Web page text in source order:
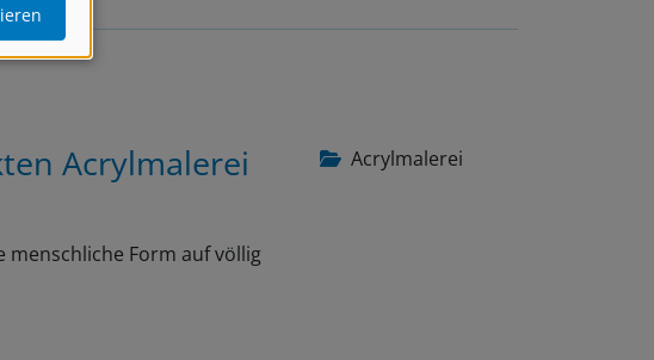
Acrylmalerei
Acrylmalerei
Form auf völlig